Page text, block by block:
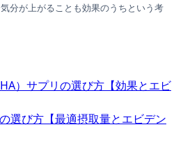
分が上がることも効果のうちという考
）サプリの選び方【効果とエビ
選び方【最適摂取量とエビデン